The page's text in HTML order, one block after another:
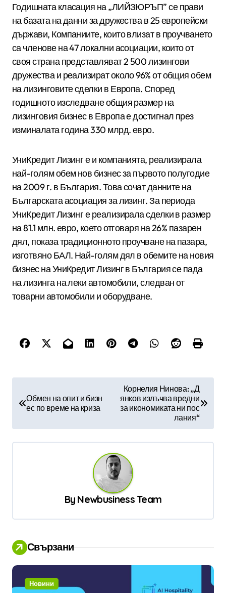
Годишната класация на „ЛИЙЗЮРЪП” се прави
на базата на данни за дружества в 25 европейски
държави, Компаниите, които влизат в проучването
са членове на 47 локални асоциации, които от
своя страна представляват 2 500 лизингови
дружества и реализират около 96% от общия обем
на лизинговите сделки в Европа. Според
годишното изследване общия размер на
лизинговия бизнес в Европа е достигнал през
изминалата година 330 млрд. евро.
УниКредит Лизинг е и компанията, реализирала
най-голям обем нов бизнес за първото полугодие
на 2009 г. в България. Това сочат данните на
Българската асоциация за лизинг. За периода
УниКредит Лизинг е реализирала сделки в размер
на 81.1 млн. евро, което отговаря на 26% пазарен
дял, показа традиционното проучване на пазара,
изготвяно БАЛ. Най-голям дял в обемите на новия
бизнес на УниКредит Лизинг в България се пада
на лизинга на леки автомобили, следван от
товарни автомобили и оборудване.
я
Обмен на опит и бизн
ес по време на криза
Корнелия Нинова: „Д
янков излъчва вредни
за икономиката ни пос
лания“
By Newbusiness Team
Свързани
Новини